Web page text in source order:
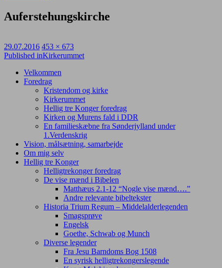
Auferstehungskirche
Posted
on
29.07.2016 Full
size
453 × 673
Post
navigation
Published inKirkerummet
Velkommen
Foredrag
Kristendom og kirke
Kirkerummet
Hellig tre Konger foredrag
Kirken og Murens fald i DDR
En familieskæbne fra Sønderjylland under
1.Verdenskrig
Vision, målsætning, samarbejde
Om mig selv
Hellig tre Konger
Helligtrekonger foredrag
De vise mænd i Bibelen
Matthæus 2.1-12 “Nogle vise mænd….”
Andre relevante bibeltekster
Historia Trium Regum – Middelalderlegenden
Smagsprøve
Engelsk
Goethe, Schwab og Munch
Diverse legender
Fra Jesu Barndoms Bog 1508
En syrisk helligtrekongerslegende